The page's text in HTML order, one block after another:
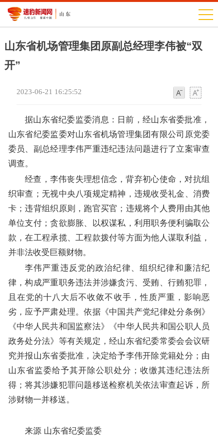
山东省机场管理集团原副总经理李伟被“双
开”
2023-06-21 16:25:52
据山东省纪委监委消息：日前，经山东省委批准，
山东省纪委监委对山东省机场管理集团有限公司原党委
委员、副总经理李伟严重违纪违法问题进行了立案审查
调查。
经查，李伟丧失理想信念，背弃初心使命，对抗组
织审查；无视中央八项规定精神，违规收受礼金、消费
卡；违背组织原则，跑官买官；违规将个人费用由其他
单位支付；贪欲膨胀、以权谋私，利用职务便利骗取公
款，在工程承揽、工程款拨付等方面为他人谋取利益，
并非法收受巨额财物。
李伟严重违反党的政治纪律、组织纪律和廉洁纪
律，构成严重职务违法并涉嫌贪污、受贿、行贿犯罪，
且在党的十八大后不收敛不收手，性质严重，影响恶
劣，应予严肃处理。依据《中国共产党纪律处分条例》
《中华人民共和国监察法》《中华人民共和国公职人员
政务处分法》等有关规定，经山东省纪委常委会会议研
究并报山东省委批准，决定给予李伟开除党籍处分；由
山东省监委给予其开除公职处分；收缴其违纪违法所
得；将其涉嫌犯罪问题移送检察机关依法审查起诉，所
涉财物一并移送。
来源 山东省纪委监委